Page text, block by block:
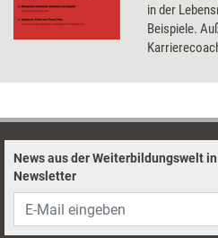
in der
Beispiele.
fördern
News aus der Weiterbildungswelt
Newsletter